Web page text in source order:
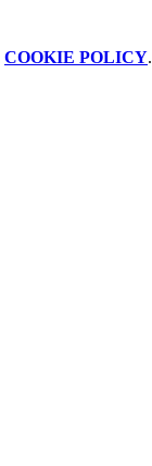
COOKIE POLICY.